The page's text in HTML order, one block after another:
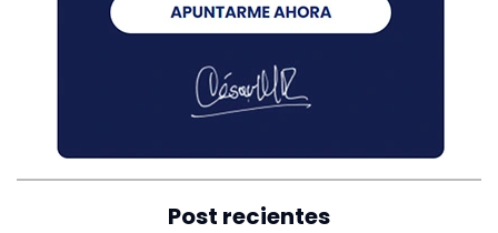
Post recientes